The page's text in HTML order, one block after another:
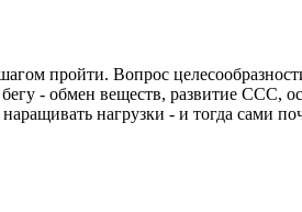
пройти. Вопрос
- обмен веществ, развитие ССС,
нагрузки - и тогда сами